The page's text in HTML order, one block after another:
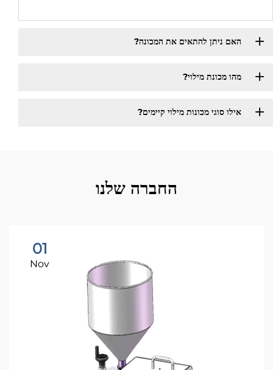
האם ניתן להתאים את המכונה?
מהו מכונת מילוי?
אילו סוגי מכונות מילוי קיימים?​
החברה שלנו
01
Nov